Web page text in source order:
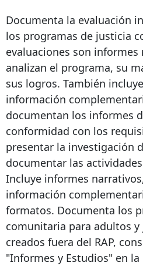
Documenta la evaluación
los programas de justicia
evaluaciones son
analizan el programa, su
sus logros. También
información
documentan los informes
conformidad con los
presentar la investigación
documentar las
Incluye informes
información
formatos. Documenta los
comunitaria para adultos y
creados fuera del RAP,
"Informes y Estudios" en la